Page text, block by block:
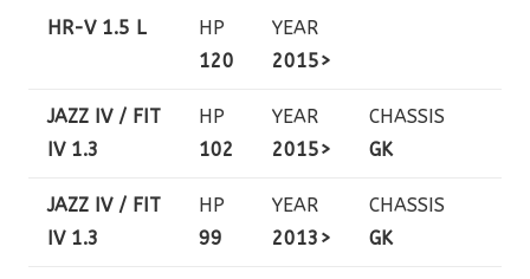
HR-V 1.5 L
HP
120
YEAR
2015>
JAZZ IV / FIT
IV 1.3
HP
102
YEAR
2015>
CHASSIS
GK
JAZZ IV / FIT
IV 1.3
HP
99
YEAR
2013>
CHASSIS
GK